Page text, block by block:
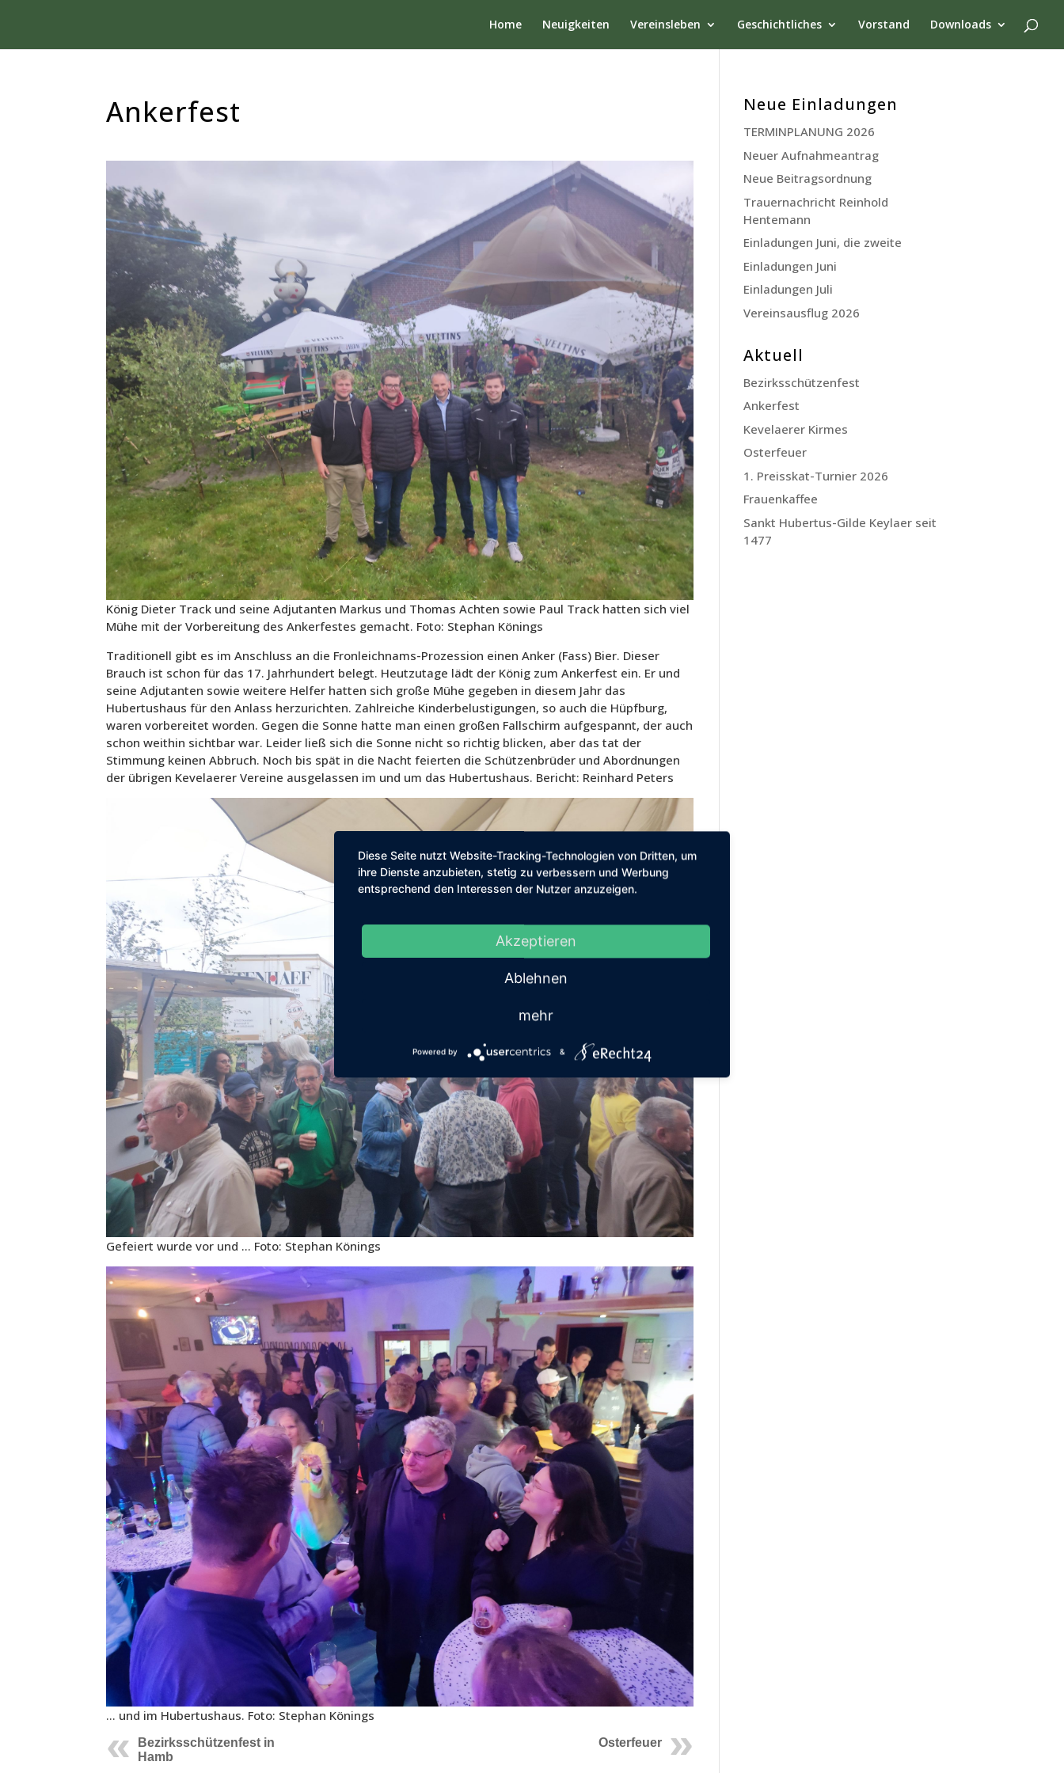
Home Neuigkeiten Vereinsleben Geschichtliches Vorstand Downloads
Ankerfest
König Dieter Track und seine Adjutanten Markus und Thomas Achten sowie Paul Track hatten sich viel
Mühe mit der Vorbereitung des Ankerfestes gemacht. Foto: Stephan Könings
Traditionell gibt es im Anschluss an die Fronleichnams-Prozession einen Anker (Fass) Bier. Dieser
Brauch ist schon für das 17. Jahrhundert belegt. Heutzutage lädt der König zum Ankerfest ein. Er und
seine Adjutanten sowie weitere Helfer hatten sich große Mühe gegeben in diesem Jahr das
Hubertushaus für den Anlass herzurichten. Zahlreiche Kinderbelustigungen, so auch die Hüpfburg,
waren vorbereitet worden. Gegen die Sonne hatte man einen großen Fallschirm aufgespannt, der auch
schon weithin sichtbar war. Leider ließ sich die Sonne nicht so richtig blicken, aber das tat der
Stimmung keinen Abbruch. Noch bis spät in die Nacht feierten die Schützenbrüder und Abordnungen
der übrigen Kevelaerer Vereine ausgelassen im und um das Hubertushaus. Bericht: Reinhard Peters
Gefeiert wurde vor und … Foto: Stephan Könings
… und im Hubertushaus. Foto: Stephan Könings
Bezirksschützenfest in
Hamb
Osterfeuer
Neue Einladungen
TERMINPLANUNG 2026
Neuer Aufnahmeantrag
Neue Beitragsordnung
Trauernachricht Reinhold
Hentemann
Einladungen Juni, die zweite
Einladungen Juni
Einladungen Juli
Vereinsausflug 2026
Aktuell
Bezirksschützenfest
Ankerfest
Kevelaerer Kirmes
Osterfeuer
1. Preisskat-Turnier 2026
Frauenkaffee
Sankt Hubertus-Gilde Keylaer seit
1477
Diese Seite nutzt Website-Tracking-Technologien von Dritten, um
ihre Dienste anzubieten, stetig zu verbessern und Werbung
entsprechend den Interessen der Nutzer anzuzeigen.
Akzeptieren
Ablehnen
mehr
Powered by &